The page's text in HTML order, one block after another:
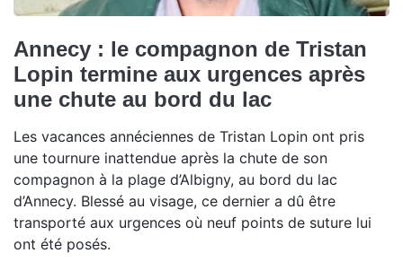
Annecy : le compagnon de Tristan
Lopin termine aux urgences après
une chute au bord du lac
Les vacances annéciennes de Tristan Lopin ont pris
une tournure inattendue après la chute de son
compagnon à la plage d’Albigny, au bord du lac
d’Annecy. Blessé au visage, ce dernier a dû être
transporté aux urgences où neuf points de suture lui
ont été posés.